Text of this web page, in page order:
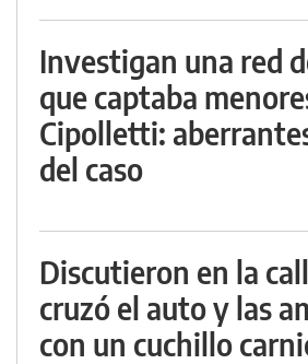
Investigan una red
que captaba
Cipolletti:
del caso
Discutieron en la
cruzó el auto y las
con un cuchillo